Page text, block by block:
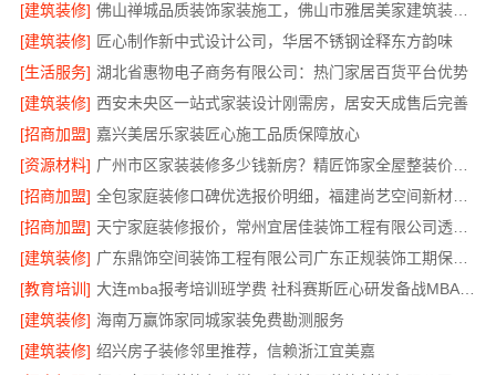
[建筑装修]
佛山禅城品质装饰家装施工，佛山市雅居美家建筑装饰工程有限公司
[建筑装修] 匠心制作新中式设计公司，华居不锈钢诠释东方韵味
[生活服务] 湖北省惠物电子商务有限公司：热门家居百货平台优势
[建筑装修] 西安未央区一站式家装设计刚需房，居安天成售后完善
[招商加盟] 嘉兴美居乐家装匠心施工品质保障放心
[资源材料]
广州市区家装装修多少钱新房？精匠饰家全屋整装价格明
[招商加盟]
全包家庭装修口碑优选报价明细，福建尚艺空间新材料科技报价透明
[招商加盟]
天宁家庭装修报价，常州宜居佳装饰工程有限公司透明无增项
[建筑装修]
广东鼎饰空间装饰工程有限公司广东正规装饰工期保障服务
[教育培训]
大连mba报考培训班学费 社科赛斯匠心研发备战MBA考研
[建筑装修] 海南万赢饰家同城家装免费勘测服务
[建筑装修] 绍兴房子装修邻里推荐，信赖浙江宜美嘉